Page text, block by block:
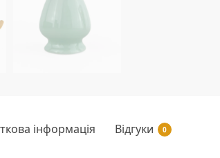
інформація Відгуки 0